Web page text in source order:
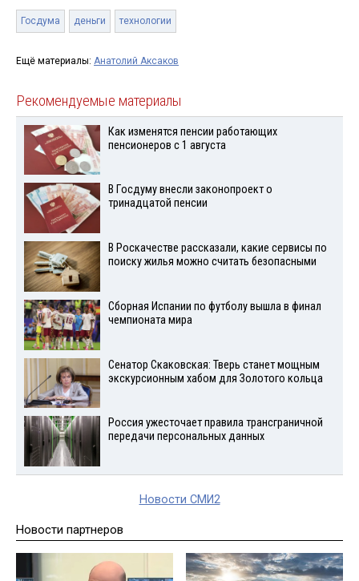
Госдума деньги технологии
Ещё материалы: Анатолий Аксаков
Рекомендуемые материалы
Как изменятся пенсии работающих
пенсионеров с 1 августа
В Госдуму внесли законопроект о
тринадцатой пенсии
В Роскачестве рассказали, какие сервисы по
поиску жилья можно считать безопасными
Сборная Испании по футболу вышла в финал
чемпионата мира
Сенатор Скаковская: Тверь станет мощным
экскурсионным хабом для Золотого кольца
Россия ужесточает правила трансграничной
передачи персональных данных
Новости СМИ2
Новости партнеров